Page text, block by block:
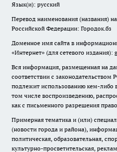
Язык(и): русский
Перевод наименования (названия)
Российской Федерации: Городок.бз
Доменное имя сайта в
«Интернет» (для сетевого издания):
Вся информация, размещенная на
соответствии с законодательством
подлежит использованию кем-либо
том числе воспроизведению,
как с письменного разрешения
Примерная тематика и (или)
(новости города и района),
политическая, образовательная,
культурно-просветительская,